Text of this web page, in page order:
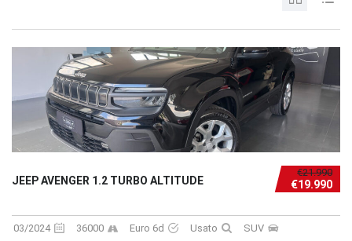
€21.990
€19.990
JEEP AVENGER 1.2 TURBO ALTITUDE
03/2024 36000 Euro 6d Usato
SUV